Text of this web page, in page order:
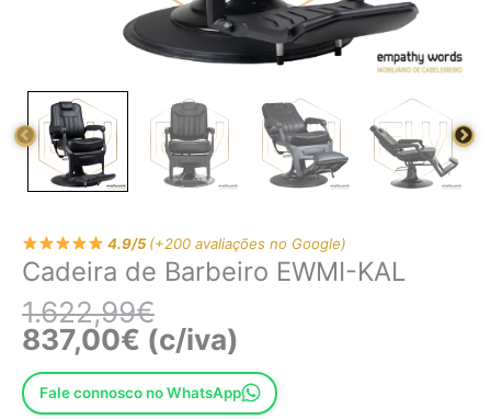
4.9/5(+200 avaliações no Google)
Cadeira de Barbeiro EWMI-KAL
1.622,99€
837,00€ (c/iva)
Fale connosco no WhatsApp